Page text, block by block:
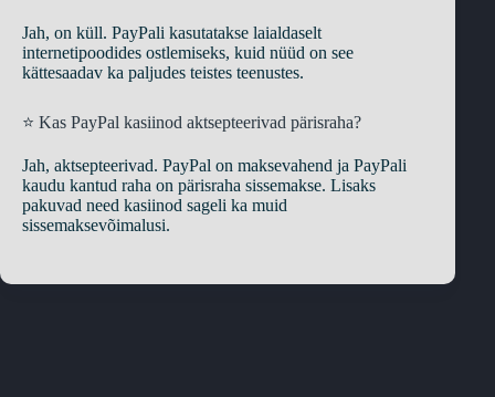
Jah, on küll. PayPali kasutatakse laialdaselt
internetipoodides ostlemiseks, kuid nüüd on see
kättesaadav ka paljudes teistes teenustes.
⭐ Kas PayPal kasiinod aktsepteerivad pärisraha?
Jah, aktsepteerivad. PayPal on maksevahend ja PayPali
kaudu kantud raha on pärisraha sissemakse. Lisaks
pakuvad need kasiinod sageli ka muid
sissemaksevõimalusi.